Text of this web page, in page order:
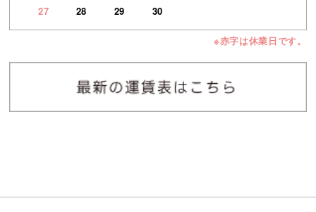
27
28 29 30
※赤字は休業日です。